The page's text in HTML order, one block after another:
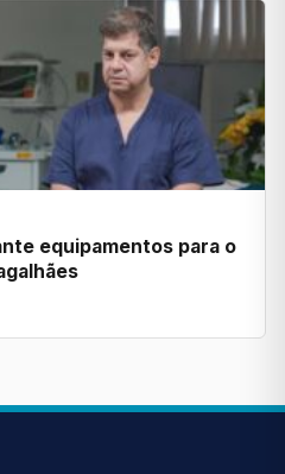
equipamentos para o